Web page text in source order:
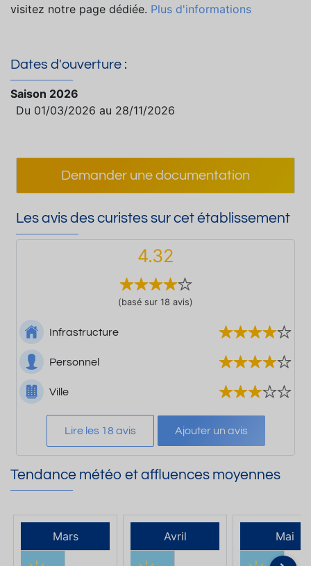
visitez notre page dédiée. Plus d'informations
Dates d'ouverture :
Saison 2026
Du 01/03/2026 au 28/11/2026
Demander une documentation
Les avis des curistes sur cet établissement
4.32
(basé sur 18 avis)
Infrastructure
Personnel
Ville
Lire les 18 avis Ajouter un avis
Tendance météo et affluences moyennes
Mars Avril Mai